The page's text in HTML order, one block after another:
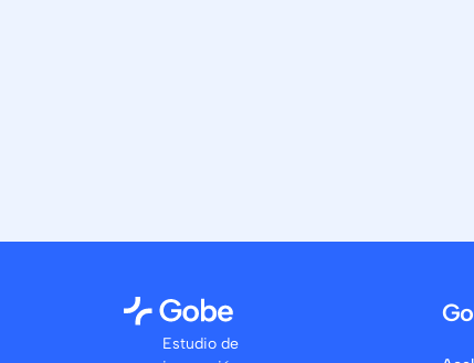
Estudio de